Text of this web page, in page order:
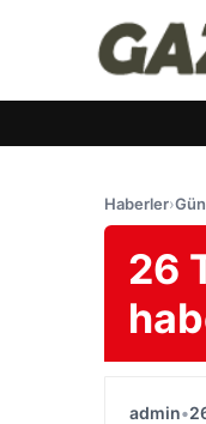
Haberler›
26
admin•